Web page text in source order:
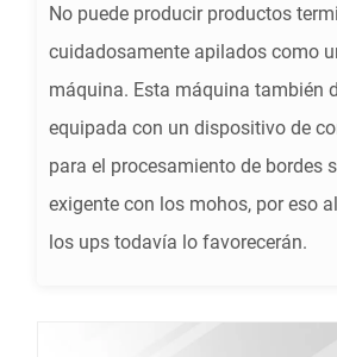
No puede producir productos
cuidadosamente apilados como
máquina. Esta máquina también
equipada con un dispositivo de
para el procesamiento de bordes
exigente con los mohos, por eso
los ups todavía lo favorecerán.